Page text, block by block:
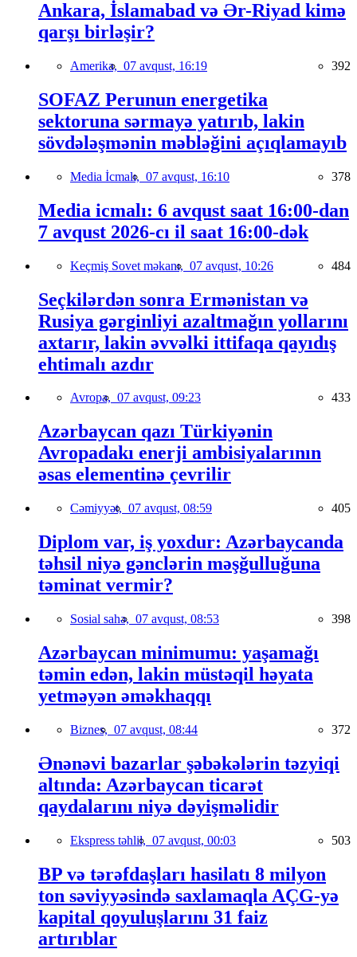
Ankara, İslamabad və Ər-Riyad kimə
qarşı birləşir?
Amerika, 07 avqust, 16:19 392
SOFAZ Perunun energetika
sektoruna sərmayə yatırıb, lakin
sövdələşmənin məbləğini açıqlamayıb
Media İcmalı, 07 avqust, 16:10 378
Media icmalı: 6 avqust saat 16:00-dan
7 avqust 2026-cı il saat 16:00-dək
Keçmiş Sovet məkanı, 07 avqust, 10:26 484
Seçkilərdən sonra Ermənistan və
Rusiya gərginliyi azaltmağın yollarını
axtarır, lakin əvvəlki ittifaqa qayıdış
ehtimalı azdır
Avropa, 07 avqust, 09:23 433
Azərbaycan qazı Türkiyənin
Avropadakı enerji ambisiyalarının
əsas elementinə çevrilir
Cəmiyyət, 07 avqust, 08:59 405
Diplom var, iş yoxdur: Azərbaycanda
təhsil niyə gənclərin məşğulluğuna
təminat vermir?
Sosial sahə, 07 avqust, 08:53 398
Azərbaycan minimumu: yaşamağı
təmin edən, lakin müstəqil həyata
yetməyən əməkhaqqı
Biznes, 07 avqust, 08:44 372
Ənənəvi bazarlar şəbəkələrin təzyiqi
altında: Azərbaycan ticarət
qaydalarını niyə dəyişməlidir
Ekspress təhlil, 07 avqust, 00:03 503
BP və tərəfdaşları hasilatı 8 milyon
ton səviyyəsində saxlamaqla AÇG-yə
kapital qoyuluşlarını 31 faiz
artırıblar